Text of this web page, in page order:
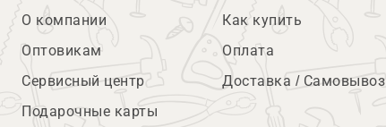
О компании
Оптовикам
Сервисный центр
Подарочные карты
Как купить
Оплата
Доставка / Самовывоз